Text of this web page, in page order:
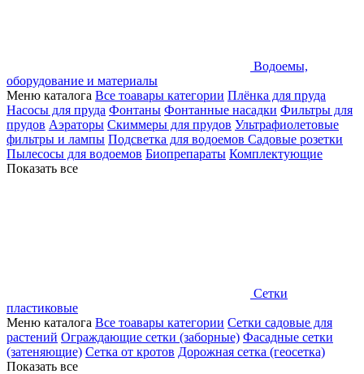
Водоемы,
оборудование и материалы
Меню каталога Все тоавары категории Плёнка для пруда
Насосы для пруда Фонтаны Фонтанные насадки Фильтры для
прудов Аэраторы Скиммеры для прудов Ультрафиолетовые
фильтры и лампы Подсветка для водоемов Садовые розетки
Пылесосы для водоемов Биопрепараты Комплектующие
Показать все
Сетки
пластиковые
Меню каталога Все тоавары категории Сетки садовые для
растений Ограждающие сетки (заборные) Фасадные сетки
(затеняющие) Сетка от кротов Дорожная сетка (геосетка)
Показать все